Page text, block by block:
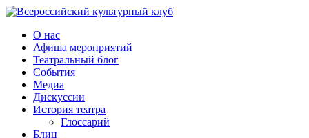
О нас
Афиша мероприятий
Театральный блог
События
Медиа
Дискуссии
История театра
Глоссарий
Блиц